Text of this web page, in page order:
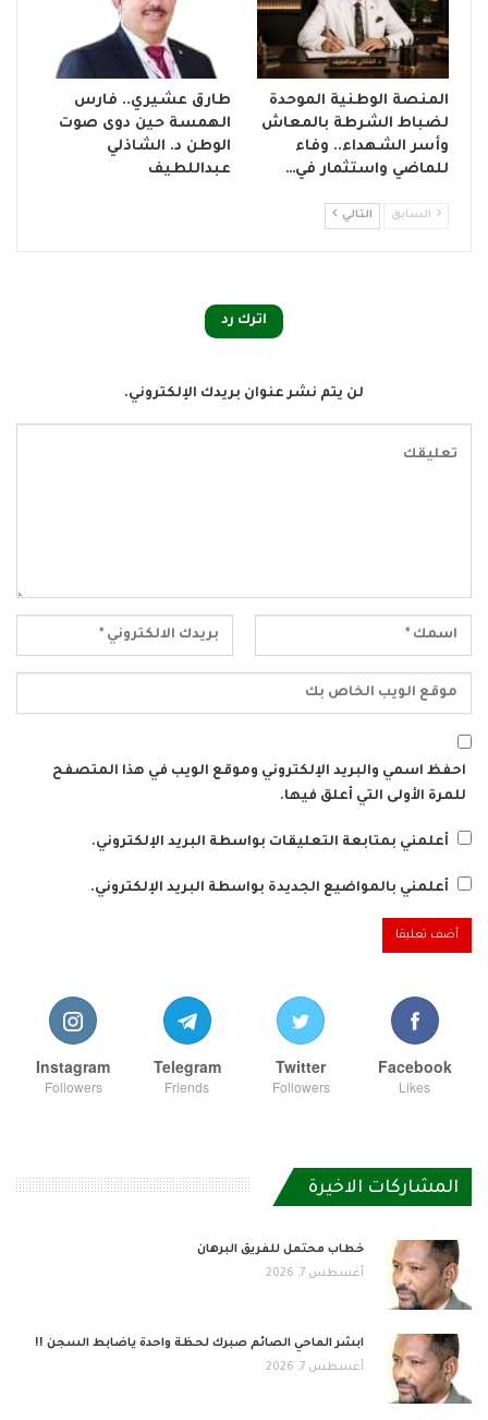
المنصة الوطنية الموحدة
لضباط الشرطة بالمعاش
وأسر الشهداء.. وفاء
للماضي واستثمار في…
طارق عشيري.. فارس
الهمسة حين دوى صوت
الوطن د. الشاذلي
عبداللطيف
السابق التالي
اترك رد
لن يتم نشر عنوان بريدك الإلكتروني.
احفظ اسمي والبريد الإلكتروني وموقع الويب في هذا المتصفح
للمرة الأولى التي أعلق فيها.
أعلمني بمتابعة التعليقات بواسطة البريد الإلكتروني.
أعلمني بالمواضيع الجديدة بواسطة البريد الإلكتروني.
Facebook
Likes
Twitter
Followers
Telegram
Friends
Instagram
Followers
المشاركات الاخيرة
خطاب محتمل للفريق البرهان
أغسطس 7, 2026
ابشر الماحي الصائم صبرك لحظة واحدة ياضابط السجن !!
أغسطس 7, 2026